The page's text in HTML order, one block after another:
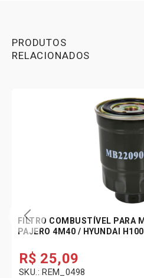
PRODUTOS
RELACIONADOS
FILTRO COMBUSTÍVEL PARA
PAJERO 4M40 / HYUNDAI
R$ 25,09
SKU.: REM_0498